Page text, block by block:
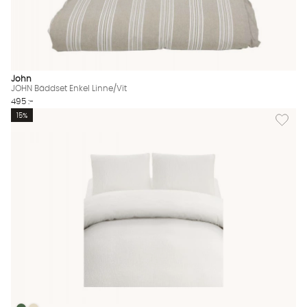
John
JOHN Bäddset Enkel Linne/Vit
495 :-
Lägg
15%